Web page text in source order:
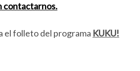
contactarnos.
el folleto del programa KUKU!